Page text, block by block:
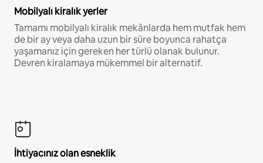
Mobilyalı kiralık yerler
Tamamı mobilyalı kiralık mekânlarda hem mutfak hem
de bir ay veya daha uzun bir süre boyunca rahatça
yaşamanız için gereken her türlü olanak bulunur.
Devren kiralamaya mükemmel bir alternatif.
İhtiyacınız olan esneklik